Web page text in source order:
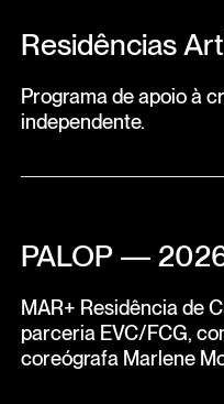
Residências
Programa de apoio à
independente.
PALOP —
MAR+ Residência de
parceria EVC/FCG,
coreógrafa Marlene